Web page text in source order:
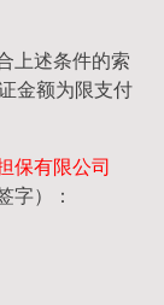
上述条件的索
金额为限支付
保有限公司
字）：